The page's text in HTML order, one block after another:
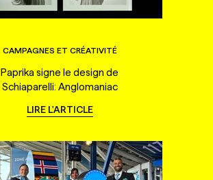
CAMPAGNES ET CRÉATIVITÉ
Paprika signe le design de
Schiaparelli: Anglomaniac
LIRE L'ARTICLE